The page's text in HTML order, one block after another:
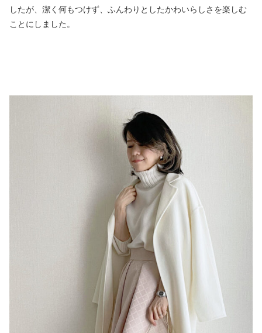
したが、潔く何もつけず、ふんわりとしたかわいらしさを楽しむ
ことにしました。